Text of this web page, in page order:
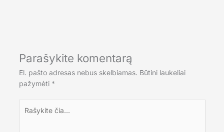
Parašykite komentarą
El. pašto adresas nebus skelbiamas. Būtini laukeliai
pažymėti *
čia...